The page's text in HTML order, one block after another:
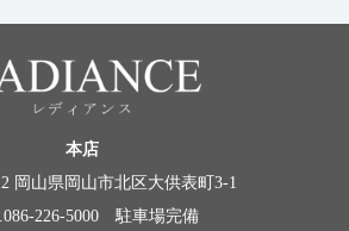
本店
岡山県岡山市北区大供表町3-1
226-5000 駐車場完備